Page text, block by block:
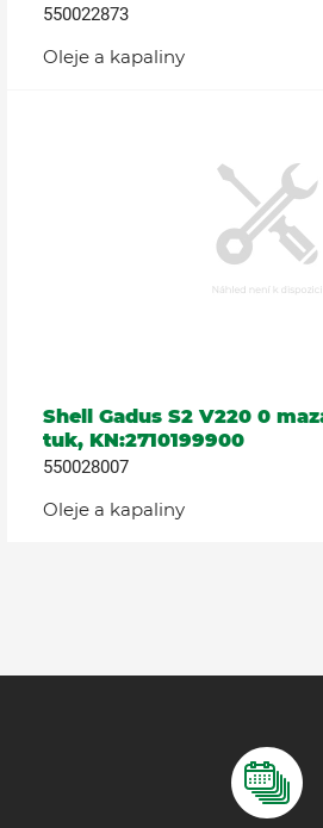
550022873
Oleje a kapaliny
Shell Gadus S2 V220 0
tuk, KN:2710199900
550028007
Oleje a kapaliny